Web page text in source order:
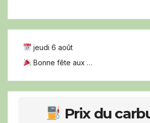
jeudi 6 août
Bonne fête aux …
Prix du